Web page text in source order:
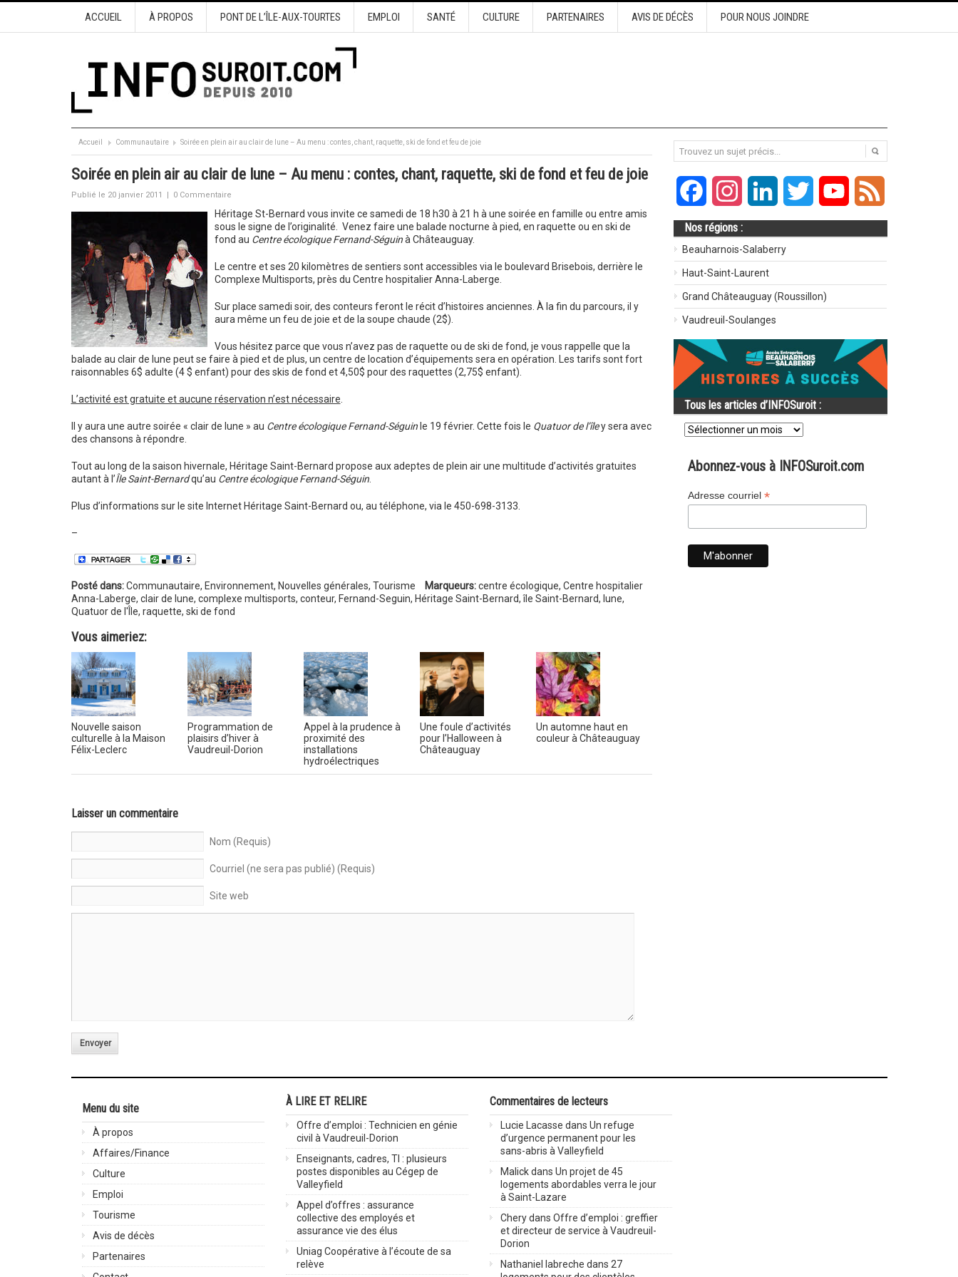
ACCUEIL À PROPOS PONT DE L’ÎLE-AUX-TOURTES EMPLOI SANTÉ CULTURE PARTENAIRES AVIS DE DÉCÈS POUR NOUS JOINDRE
Accueil Communautaire Soirée en plein air au clair de lune – Au menu : contes, chant, raquette, ski de fond et feu de joie
Soirée en plein air au clair de lune – Au menu : contes, chant, raquette, ski de fond et feu de joie
Publié le 20 janvier 2011 | 0 Commentaire
Héritage St-Bernard vous invite ce samedi de 18 h30 à 21 h à une soirée en famille ou entre amis
sous le signe de l’originalité. Venez faire une balade nocturne à pied, en raquette ou en ski de
fond au Centre écologique Fernand-Séguinà Châteauguay.
Le centre et ses 20 kilomètres de sentiers sont accessibles via le boulevard Brisebois, derrière le
Complexe Multisports, près du Centre hospitalier Anna-Laberge.
Sur place samedi soir, des conteurs feront le récit d’histoires anciennes. À la fin du parcours, il y
aura même un feu de joie et de la soupe chaude (2$).
Vous hésitez parce que vous n’avez pas de raquette ou de ski de fond, je vous rappelle que la
balade au clair de lune peut se faire à pied et de plus, un centre de location d’équipements sera en opération. Les tarifs sont fort
raisonnables 6$ adulte (4 $ enfant) pour des skis de fond et 4,50$ pour des raquettes (2,75$ enfant).
L’activité est gratuite et aucune réservation n’est nécessaire
Il y aura une autre soirée « clair de lune » au Centre écologique Fernand-Séguinle 19 février. Cette fois le Quatuor de l’îley sera avec
des chansons à répondre.
Tout au long de la saison hivernale, Héritage Saint-Bernard propose aux adeptes de plein air une multitude d’activités gratuites
autant à l’Île Saint-Bernardqu’au Centre écologique Fernand-Séguin.
Plus d’informations sur le site Internet Héritage Saint-Bernard ou, au téléphone, via le 450-698-3133.
–
Posté dans:Communautaire, Environnement, Nouvelles générales, Tourisme Marqueurs: centre écologique, Centre hospitalier
Anna-Laberge, clair de lune, complexe multisports, conteur, Fernand-Seguin, Héritage Saint-Bernard,île Saint-Bernard, lune,
Quatuor de l'Île, raquette, ski de fond
Vous aimeriez:
Nouvelle saison
culturelle à la Maison
Félix-Leclerc
Programmation de
plaisirs d’hiver à
Vaudreuil-Dorion
Appel à la prudence à
proximité des
installations
hydroélectriques
Une foule d’activités
pour l’Halloween à
Châteauguay
Un automne haut en
couleur à Châteauguay
Laisser un commentaire
Nom (Requis)
Courriel (ne sera pas publié) (Requis)
Site web
Envoyer
FacebookInstagramLinkedIn Twitter YouTube
Nos régions :
Beauharnois-Salaberry
Haut-Saint-Laurent
Grand Châteauguay (Roussillon)
Vaudreuil-Soulanges
Tous les articles d’INFOSuroit :
Tous
les
d’INFOSuroit
Abonnez-vous à INFOSuroit.com
Adresse courriel *
Menu du site
À propos
Affaires/Finance
Culture
Emploi
Tourisme
Avis de décès
Partenaires
À LIRE ET RELIRE
Offre d’emploi : Technicien en génie
civil à Vaudreuil-Dorion
Enseignants, cadres, TI : plusieurs
postes disponibles au Cégep de
Valleyfield
Appel d’offres : assurance
collective des employés et
assurance vie des élus
Uniag Coopérative à l’écoute de sa
relève
Commentaires de lecteurs
Lucie Lacasse dans Un refuge
d’urgence permanent pour les
sans-abris à Valleyfield
Malickdans Un projet de 45
logements abordables verra le jour
à Saint-Lazare
Cherydans Offre d’emploi : greffier
et directeur de service à Vaudreuil-
Dorion
Nathaniel labreche dans 27